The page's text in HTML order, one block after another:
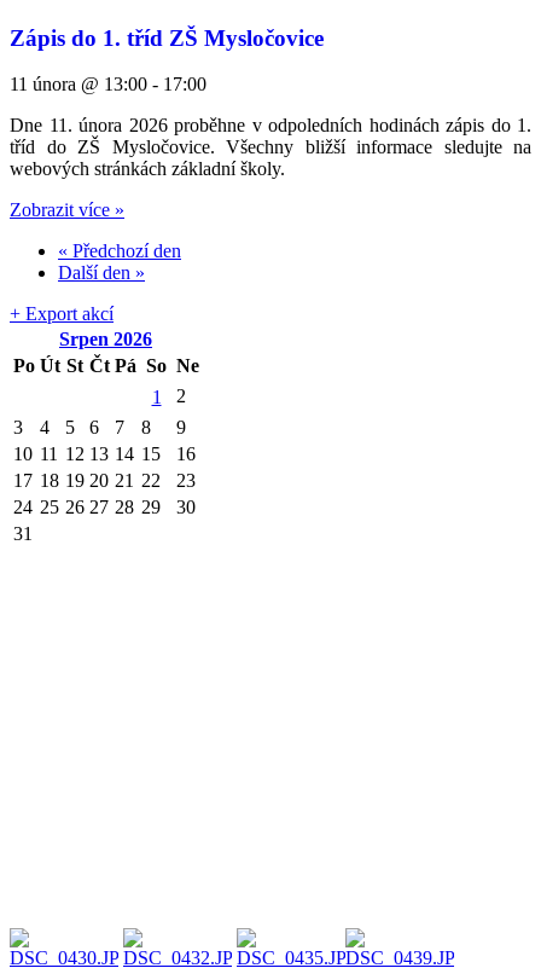
Zápis do 1. tříd ZŠ Mysločovice
11 února @ 13:00 - 17:00
Dne 11. února 2026 proběhne v odpoledních hodinách zápis do 1.
tříd do ZŠ Mysločovice. Všechny bližší informace sledujte na
webových stránkách základní školy.
Zobrazit více »
« Předchozí den
Další den »
+ Export akcí
Srpen 2026
Po Út St Čt Pá So Ne
1
2
3
4 5 6 7 8
9
10 11 12 13 14 15
16
17 18 19 20 21 22
23
24 25 26 27 28 29
30
31